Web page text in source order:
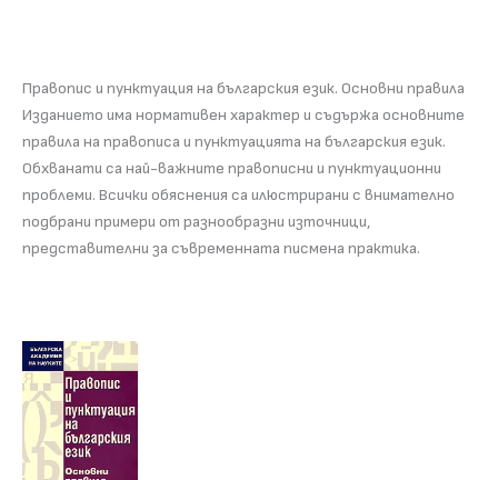
Правопис и пунктуация на българския език. Основни правила
Изданието има нормативен характер и съдържа основните
правила на правописа и пунктуацията на българския език.
Обхванати са най-важните правописни и пунктуационни
проблеми. Всички обяснения са илюстрирани с внимателно
подбрани примери от разнообразни източници,
представителни за съвременната писмена практика.